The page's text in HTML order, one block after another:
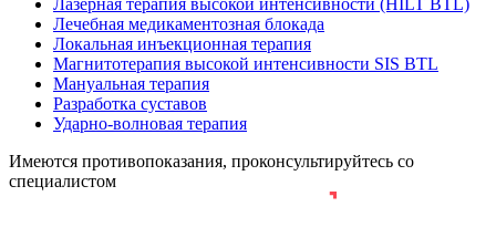
Лечебная медикаментозная блокада
Локальная инъекционная терапия
Магнитотерапия высокой интенсивности SIS BTL
Мануальная терапия
Разработка суставов
Ударно-волновая терапия
Имеются противопоказания, проконсультируйтесь со
специалистом